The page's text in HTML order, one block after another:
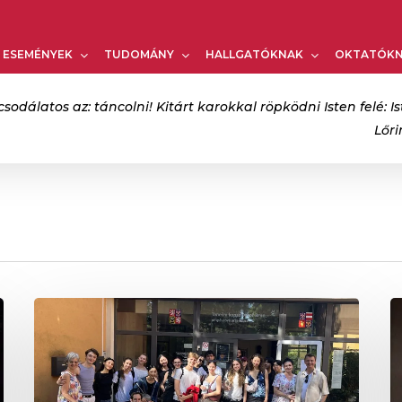
ESEMÉNYEK TUDOMÁNY HALLGATÓKNAK
az: táncolni! Kitárt karokkal röpködni Isten felé:
Kosár
Sikeres
brnói
fellépés